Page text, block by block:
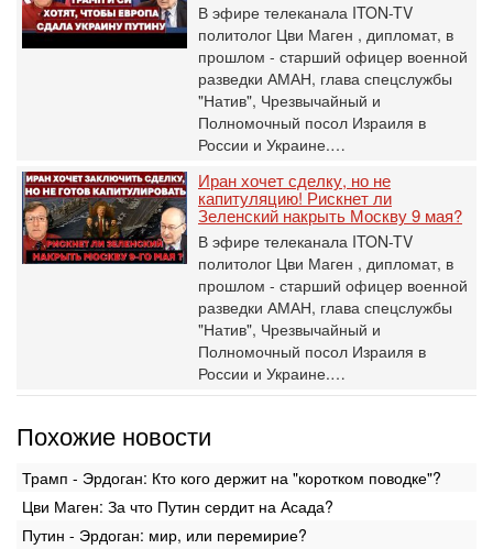
В эфире телеканала ITON-TV
политолог Цви Маген , дипломат, в
прошлом - старший офицер военной
разведки АМАН, глава спецслужбы
"Натив", ‎Чрезвычайный и
Полномочный посол Израиля в
России и Украине.…
Иран хочет сделку, но не
капитуляцию! Рискнет ли
Зеленский накрыть Москву 9 мая?
В эфире телеканала ITON-TV
политолог Цви Маген , дипломат, в
прошлом - старший офицер военной
разведки АМАН, глава спецслужбы
"Натив", ‎Чрезвычайный и
Полномочный посол Израиля в
России и Украине.…
Похожие новости
Трамп - Эрдоган: Кто кого держит на "коротком поводке"?
Цви Маген: За что Путин сердит на Асада?
Путин - Эрдоган: мир, или перемирие?